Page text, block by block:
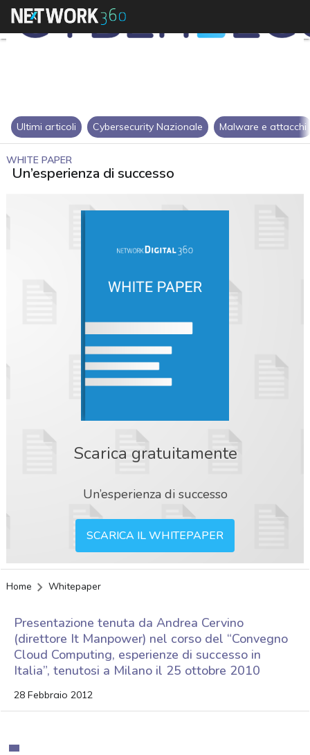
Ultimi articoli Cybersecurity Nazionale Malware e attacchi
WHITE PAPER
Un’esperienza di successo
Scarica gratuitamente
Un’esperienza di successo
SCARICA IL WHITEPAPER
Home Whitepaper
Presentazione tenuta da Andrea Cervino
(direttore It Manpower) nel corso del “Convegno
Cloud Computing, esperienze di successo in
Italia”, tenutosi a Milano il 25 ottobre 2010
28 Febbraio 2012